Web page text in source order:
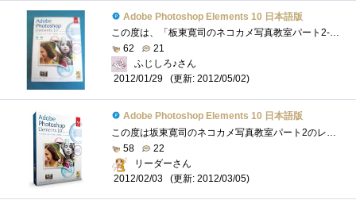
Adobe Photoshop Elements 10 日本語版
この度は、「板東寛司のネコカメ写真教室パート2-自分だけの写真集制作編」のレビュアーに選出いただき、zigsow様及びインテル株式会社様、株式...
62
21
ふじしろ♪さん
2012/01/29
(更新: 2012/05/02)
Adobe Photoshop Elements 10 日本語版
この度は坂東寛司のネコカメ写真教室パート2のレビュアーに選出いただきzigsow様及びインテル株式会社様ほか関係各社様に厚く御礼申し上げます�...
58
22
リーダーさん
2012/02/03
(更新: 2012/03/05)